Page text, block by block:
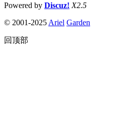
Powered by Discuz! X2.5
© 2001-2025 Ariel Garden
回顶部